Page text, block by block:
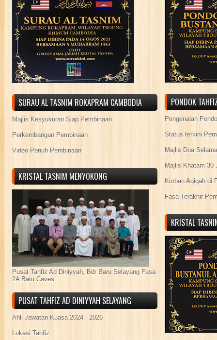
SURAU AL TASNIM ROKAPRAM CAMBODIA
Majlis Kesyukuran Siap Pembinaan
Perkembangan Pembinaan
Video Penuh Pembinaan
KRISTAL TASNIM MENYOKONG
Pusat Tahfiz Ad Diniyyah, Bdr Baru Selayang Fasa
2A Batu Caves
PUSAT TAHFIZ AD DINIYYAH SELAYANG
Ahli Jawatan Kuasa 2024 - 2026
Lokasi Tahfiz
PONDOK
Pengenalan
Status terkini
Majlis Doa
Majlis Khatam 30
Korban Aqiqah di
Fasa Terakhir
KRISTAL